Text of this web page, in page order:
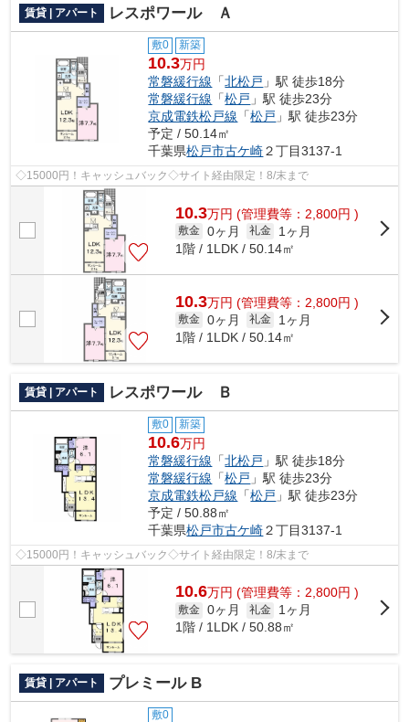
賃貸 | アパート レスポワール Ａ
敷0 新築
10.3万円
常磐緩行線 「北松戸 」駅 徒歩18分
常磐緩行線 「松戸 」駅 徒歩23分
京成電鉄松戸線 「松戸 」駅 徒歩23分
予定 / 50.14㎡
千葉県松戸市古ケ崎２丁目3137-1
◇15000円！キャッシュバック◇サイト経由限定！8/末まで
10.3万円 (管理費等：2,800円 )
敷金 0ヶ月 礼金
1ヶ月
1階 / 1LDK / 50.14㎡
10.3万円 (管理費等：2,800円 )
敷金 0ヶ月 礼金
1ヶ月
1階 / 1LDK / 50.14㎡
賃貸 | アパート レスポワール Ｂ
敷0 新築
10.6万円
常磐緩行線 「北松戸 」駅 徒歩18分
常磐緩行線 「松戸 」駅 徒歩23分
京成電鉄松戸線 「松戸 」駅 徒歩23分
予定 / 50.88㎡
千葉県松戸市古ケ崎２丁目3137-1
◇15000円！キャッシュバック◇サイト経由限定！8/末まで
10.6万円 (管理費等：2,800円 )
敷金 0ヶ月 礼金
1ヶ月
1階 / 1LDK / 50.88㎡
賃貸 | アパート プレミール B
敷0